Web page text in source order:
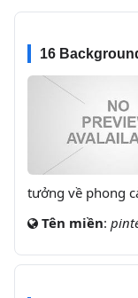
16
tưởng về phong
Tên miền: